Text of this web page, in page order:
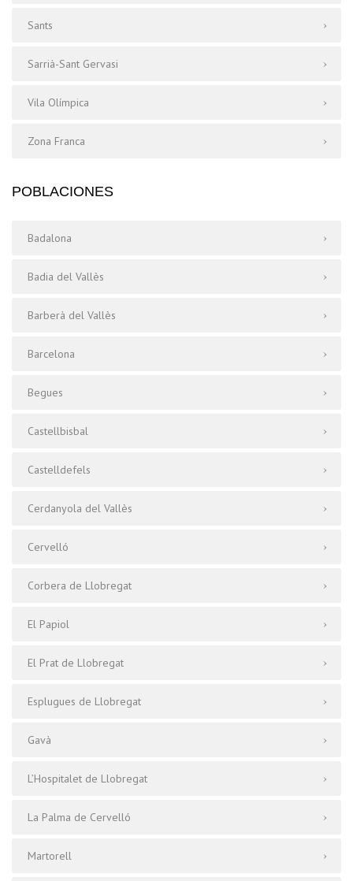
Sants
Sarrià-Sant Gervasi
Vila Olímpica
Zona Franca
POBLACIONES
Badalona
Badia del Vallès
Barberà del Vallès
Barcelona
Begues
Castellbisbal
Castelldefels
Cerdanyola del Vallès
Cervelló
Corbera de Llobregat
El Papiol
El Prat de Llobregat
Esplugues de Llobregat
Gavà
L’Hospitalet de Llobregat
La Palma de Cervelló
Martorell